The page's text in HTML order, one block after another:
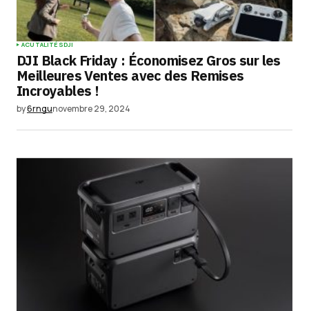
ACUTALITÉSDJI
DJI Black Friday : Économisez Gros sur les
Meilleures Ventes avec des Remises
Incroyables !
by6rngunovembre 29, 2024